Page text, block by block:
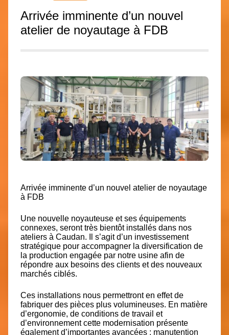
Arrivée imminente d’un nouvel
atelier de noyautage à FDB
Arrivée imminente d’un nouvel atelier de noyautage
à FDB
Une nouvelle noyauteuse et ses équipements
connexes, seront très bientôt installés dans nos
ateliers à Caudan. Il s’agit d’un investissement
stratégique pour accompagner la diversification de
la production engagée par notre usine afin de
répondre aux besoins des clients et des nouveaux
marchés ciblés.
Ces installations nous permettront en effet de
fabriquer des pièces plus volumineuses. En matière
d’ergonomie, de conditions de travail et
d’environnement cette modernisation présente
également d’importantes avancées : manutention